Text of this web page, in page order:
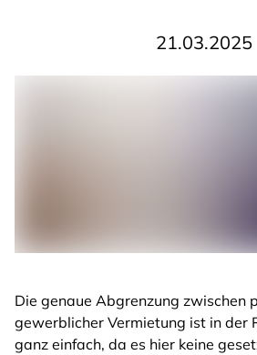
21.03.2025
Die genaue Abgrenzung zwischen
gewerblicher Vermietung ist in der
ganz einfach, da es hier keine